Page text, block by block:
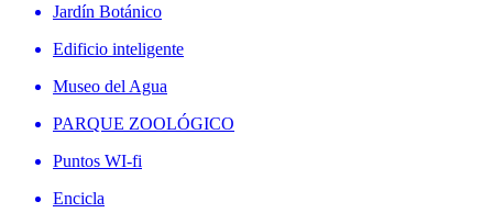
Jardín Botánico
Edificio inteligente
Museo del Agua
PARQUE ZOOLÓGICO
Puntos WI-fi
Encicla